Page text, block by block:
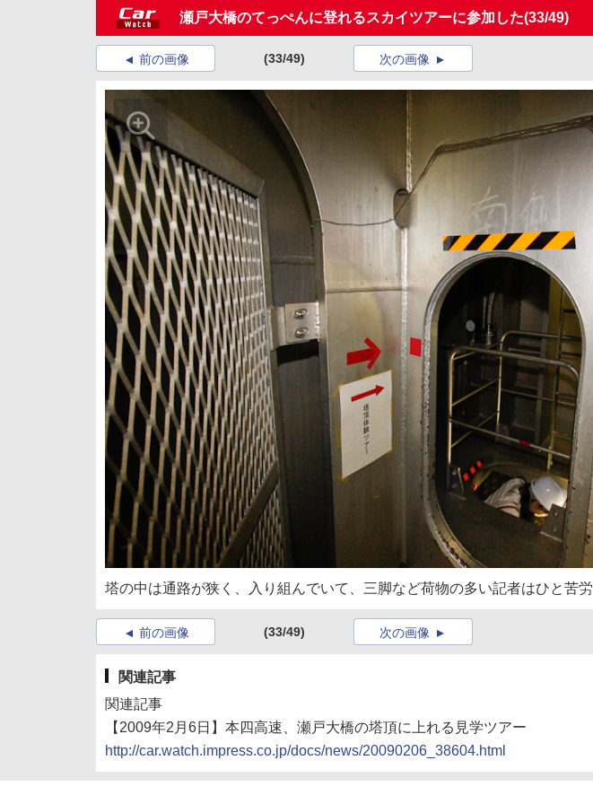
瀬戸大橋のてっぺんに登れるスカイツアーに参加した(33/49)
前の画像 (33/49) 次の画像
塔の中は通路が狭く、入り組んでいて、三脚など荷物の多い記者はひと苦労
前の画像 (33/49) 次の画像
関連記事
関連記事
【2009年2月6日】本四高速、瀬戸大橋の塔頂に上れる見学ツアー
http://car.watch.impress.co.jp/docs/news/20090206_38604.html